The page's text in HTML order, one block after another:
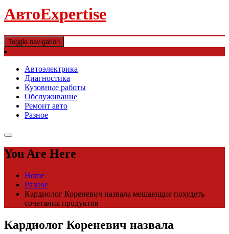
АвтоExpertise
Toggle navigation
Автоэлектрика
Диагностика
Кузовные работы
Обслуживание
Ремонт авто
Разное
You Are Here
Home
Разное
Кардиолог Кореневич назвала мешающие похудеть
сочетания продуктов
Кардиолог Кореневич назвала